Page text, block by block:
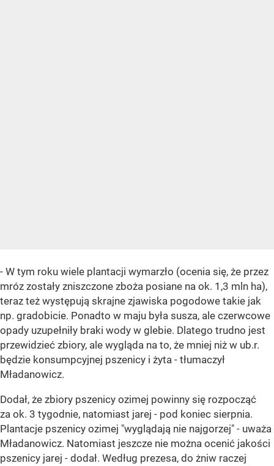
- W tym roku wiele plantacji wymarzło (ocenia się, że przez
mróz zostały zniszczone zboża posiane na ok. 1,3 mln ha),
teraz też występują skrajne zjawiska pogodowe takie jak
np. gradobicie. Ponadto w maju była susza, ale czerwcowe
opady uzupełniły braki wody w glebie. Dlatego trudno jest
przewidzieć zbiory, ale wygląda na to, że mniej niż w ub.r.
będzie konsumpcyjnej pszenicy i żyta - tłumaczył
Mładanowicz.
Dodał, że zbiory pszenicy ozimej powinny się rozpocząć
za ok. 3 tygodnie, natomiast jarej - pod koniec sierpnia.
Plantacje pszenicy ozimej "wyglądają nie najgorzej" - uważa
Mładanowicz. Natomiast jeszcze nie można ocenić jakości
pszenicy jarej - dodał. Według prezesa, do żniw raczej